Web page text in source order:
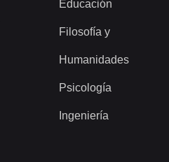
Educación
Filosofía y
Humanidades
Psicología
Ingeniería